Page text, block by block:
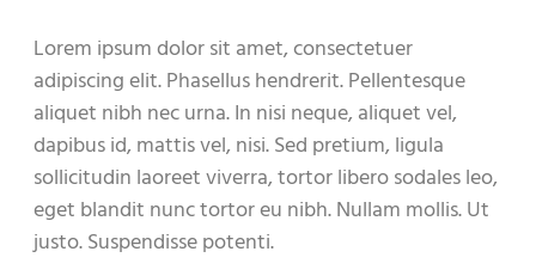
Lorem ipsum dolor sit amet, consectetuer
adipiscing elit. Phasellus hendrerit. Pellentesque
aliquet nibh nec urna. In nisi neque, aliquet vel,
dapibus id, mattis vel, nisi. Sed pretium, ligula
sollicitudin laoreet viverra, tortor libero sodales leo,
eget blandit nunc tortor eu nibh. Nullam mollis. Ut
justo. Suspendisse potenti.